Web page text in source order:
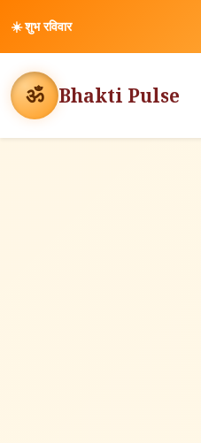
☀️शुभ रविवार
ॐ Bhakti Pulse